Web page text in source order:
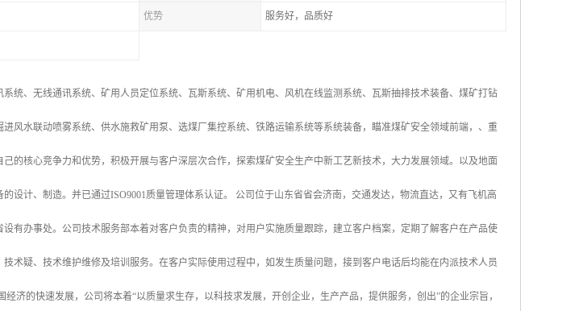
优势 服务好，品质好
统、无线通讯系统、矿用人员定位系统、瓦斯系统、矿用机电、风机在线监测系统、瓦斯抽排技术装备、煤矿打钻
风水联动喷雾系统、供水施救矿用泵、选煤厂集控系统、铁路运输系统等系统装备，瞄准煤矿安全领域前端，、重
的核心竞争力和优势，积极开展与客户深层次合作，探索煤矿安全生产中新工艺新技术，大力发展领域。以及地面
设计、制造。并已通过ISO9001质量管理体系认证。 公司位于山东省省会济南，交通发达，物流直达，又有飞机高
有办事处。公司技术服务部本着对客户负责的精神，对用户实施质量跟踪，建立客户档案，定期了解客户在产品使
术疑、技术维护维修及培训服务。在客户实际使用过程中，如发生质量问题，接到客户电话后均能在内派技术人员
济的快速发展，公司将本着“以质量求生存，以科技求发展，开创企业，生产产品，提供服务，创出”的企业宗旨，